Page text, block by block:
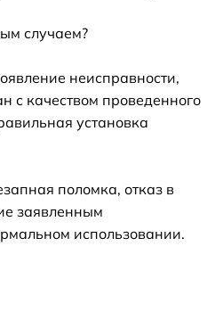
случаем?
неисправности,
с качеством проведенного
установка
поломка, отказ в
заявленным
использовании.